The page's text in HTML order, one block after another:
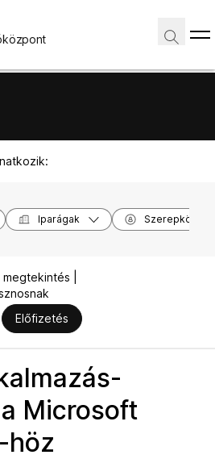
Iparágak Szerepkörök
|
Előfizetés
Microsoft
höz